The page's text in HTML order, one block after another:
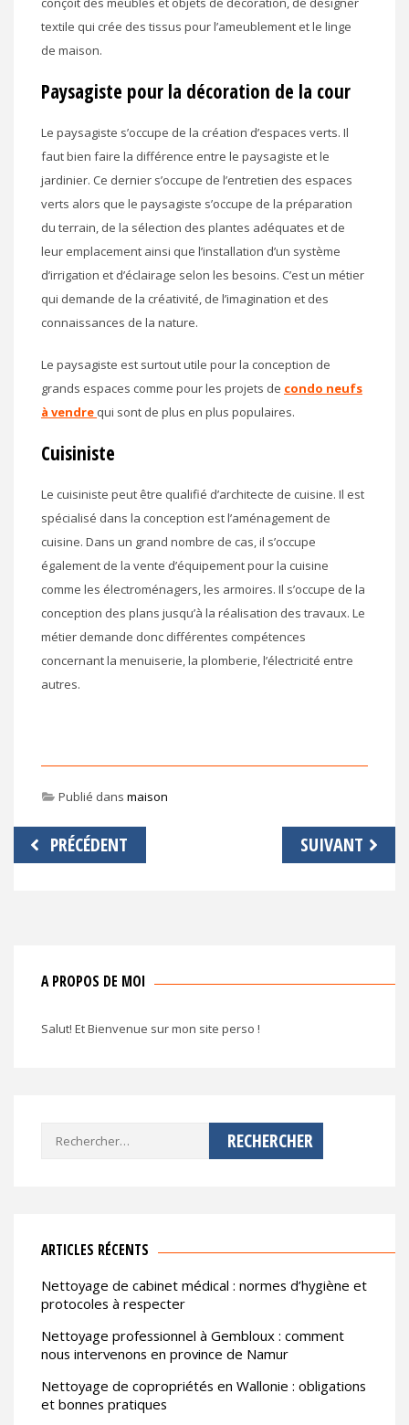
textile qui crée des tissus pour l’ameublement et le linge
de maison.
Paysagiste pour la décoration de la cour
Le paysagiste s’occupe de la création d’espaces verts. Il
faut bien faire la différence entre le paysagiste et le
jardinier. Ce dernier s’occupe de l’entretien des espaces
verts alors que le paysagiste s’occupe de la préparation
du terrain, de la sélection des plantes adéquates et de
leur emplacement ainsi que l’installation d’un système
d’irrigation et d’éclairage selon les besoins. C’est un métier
qui demande de la créativité, de l’imagination et des
connaissances de la nature.
Le paysagiste est surtout utile pour la conception de
grands espaces comme pour les projets de condo neufs
à vendre qui sont de plus en plus populaires.
Cuisiniste
Le cuisiniste peut être qualifié d’architecte de cuisine. Il est
spécialisé dans la conception est l’aménagement de
cuisine. Dans un grand nombre de cas, il s’occupe
également de la vente d’équipement pour la cuisine
comme les électroménagers, les armoires. Il s’occupe de la
conception des plans jusqu’à la réalisation des travaux. Le
métier demande donc différentes compétences
concernant la menuiserie, la plomberie, l’électricité entre
autres.
Publié dans maison
Navigation
de
PRÉCÉDENT SUIVANT
A PROPOS DE MOI
Salut! Et Bienvenue sur mon site perso !
Rechercher :
ARTICLES RÉCENTS
Nettoyage de cabinet médical : normes d’hygiène et
protocoles à respecter
Nettoyage professionnel à Gembloux : comment
nous intervenons en province de Namur
Nettoyage de copropriétés en Wallonie : obligations
et bonnes pratiques